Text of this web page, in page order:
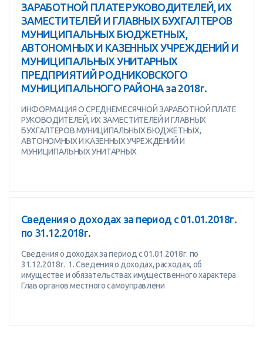
ЗАРАБОТНОЙ ПЛАТЕ РУКОВОДИТЕЛЕЙ, ИХ
ЗАМЕСТИТЕЛЕЙ И ГЛАВНЫХ БУХГАЛТЕРОВ
МУНИЦИПАЛЬНЫХ БЮДЖЕТНЫХ,
АВТОНОМНЫХ И КАЗЕННЫХ УЧРЕЖДЕНИЙ И
МУНИЦИПАЛЬНЫХ УНИТАРНЫХ
ПРЕДПРИЯТИЙ РОДНИКОВСКОГО
МУНИЦИПАЛЬНОГО РАЙОНА за 2018г.
ИНФОРМАЦИЯ О СРЕДНЕМЕСЯЧНОЙ ЗАРАБОТНОЙ ПЛАТЕ
РУКОВОДИТЕЛЕЙ, ИХ ЗАМЕСТИТЕЛЕЙ И ГЛАВНЫХ
БУХГАЛТЕРОВ МУНИЦИПАЛЬНЫХ БЮДЖЕТНЫХ,
АВТОНОМНЫХ И КАЗЕННЫХ УЧРЕЖДЕНИЙ И
МУНИЦИПАЛЬНЫХ УНИТАРНЫХ
Сведения о доходах за период с 01.01.2018г.
по 31.12.2018г.
Сведения о доходах за период с 01.01.2018г. по
31.12.2018г. 1. Сведения о доходах, расходах, об
имуществе и обязательствах имущественного характера
Глав органов местного самоуправлени